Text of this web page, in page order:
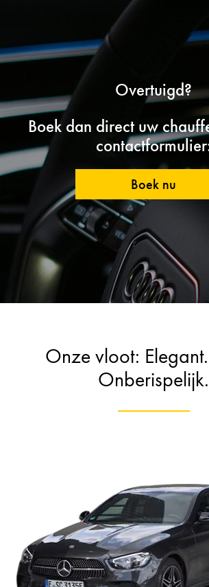
Overtuigd?
Boek dan direct uw
Boek nu
Onze vloot:
Onberispelijk.